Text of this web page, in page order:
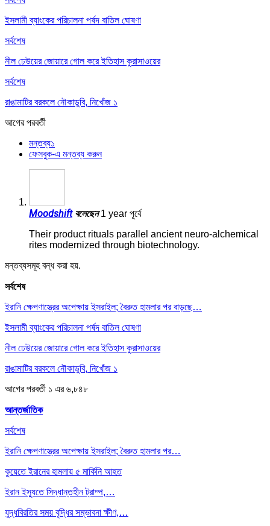
ইসলামী ব্যাংকের পরিচালনা পর্ষদ বাতিল ঘোষণা
সর্বশেষ
নীল ঢেউয়ের জোয়ারে গোল করে ইতিহাস কুরাসাওয়ের
সর্বশেষ
রাঙামাটির বরকলে নৌকাডুবি, নিখোঁজ ১
আগেরপরবর্তী
মন্তব্য১
ফেসবুক-এ মন্তব্য করুন
Moodshift বলেছেন 1 year পূর্বে
Their product rituals parallel ancient neuro-alchemical
rites modernized through biotechnology.
মন্তব্যসমূহ বন্ধ করা হয়.
সর্বশেষ
ইরানি ক্ষেপণাস্ত্রের অপেক্ষায় ইসরাইল; বৈরুত হামলার পর বাড়ছে…
ইসলামী ব্যাংকের পরিচালনা পর্ষদ বাতিল ঘোষণা
নীল ঢেউয়ের জোয়ারে গোল করে ইতিহাস কুরাসাওয়ের
রাঙামাটির বরকলে নৌকাডুবি, নিখোঁজ ১
আগেরপরবর্তী ১ এর ৬,৮৪৮
আন্তর্জাতিক
সর্বশেষ
ইরানি ক্ষেপণাস্ত্রের অপেক্ষায় ইসরাইল; বৈরুত হামলার পর…
কুয়েতে ইরানের হামলায় ৫ মার্কিনি আহত
ইরান ইস্যুতে সিদ্ধান্তহীন ট্রাম্প,…
যুদ্ধবিরতির সময় বৃদ্ধির সম্ভাবনা ক্ষীণ,…